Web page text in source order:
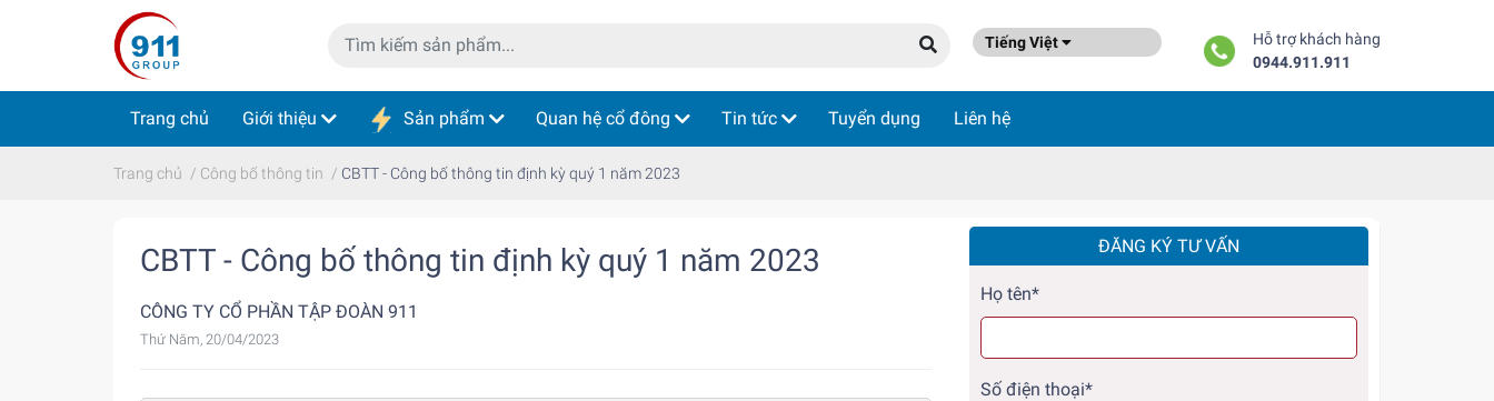
Hỗ trợ khách hàng
0944.911.911
Tiếng Việt
Trang chủ Giới thiệu Sản phẩm Quan hệ cổ đông Tin tức Tuyển dụng Liên hệ
Trang chủ / Công bố thông tin / CBTT - Công bố thông tin định kỳ quý 1 năm 2023
ĐĂNG KÝ TƯ VẤN
Họ tên*
Số điện thoại*
CBTT - Công bố thông tin định kỳ quý 1 năm 2023
CÔNG TY CỔ PHẦN TẬP ĐOÀN 911
Thứ Năm, 20/04/2023